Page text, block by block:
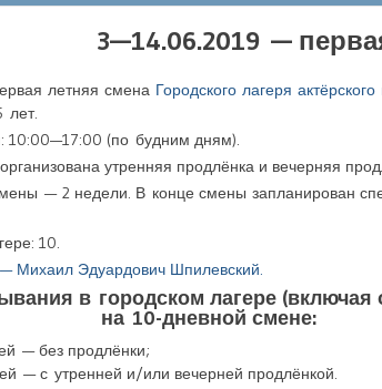
3—14.06.2019 —
летняя смена Городского лагеря
лет.
10:00—17:00 (по будним дням).
утренняя продлёнка и вечерняя
— 2 недели. В конце смены запланирован
10.
— Михаил Эдуардович Шпилевский.
в городском лагере (включая
на 10-дневной смене:
— без продлёнки;
— с утренней и/или вечерней продлёнкой.